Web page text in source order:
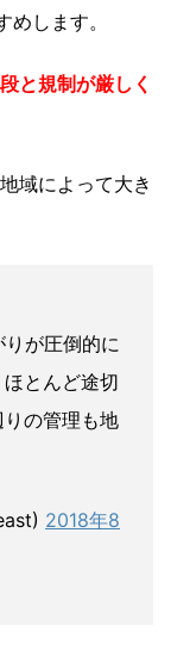
めします。
と規制が厳しく
域によって大き
が圧倒的に
とんど途切
の管理も地
2018年8